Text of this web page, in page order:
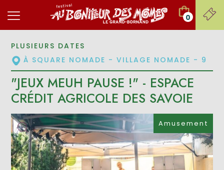
0
Amusement
PLUSIEURS DATES
À SQUARE NOMADE - VILLAGE NOMADE - 9
"JEUX MEUH PAUSE !" - ESPACE
CRÉDIT AGRICOLE DES SAVOIE